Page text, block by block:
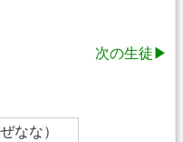
次の生徒▶
なな）